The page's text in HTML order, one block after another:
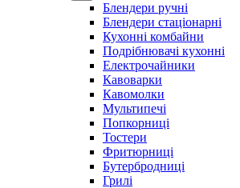
Блендери ручні
Блендери стаціонарні
Кухонні комбайни
Подрібнювачі кухонні
Електрочайники
Кавоварки
Кавомолки
Мультипечі
Попкорниці
Тостери
Фритюрниці
Бутербродниці
Грилі